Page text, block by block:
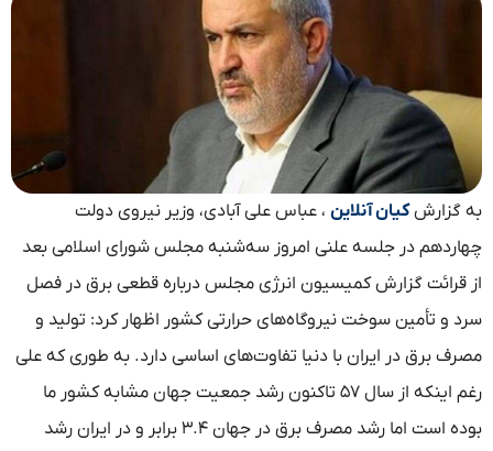
به گزارشکیان آنلاین ، عباس علی آبادی، وزیر نیروی دولت
چهاردهم در جلسه علنی امروز سه‌شنبه مجلس شورای اسلامی بعد
از قرائت گزارش کمیسیون انرژی مجلس درباره قطعی برق در فصل
سرد و تأمین سوخت نیروگاه‌های حرارتی کشور اظهار کرد: تولید و
مصرف برق در ایران با دنیا تفاوت‌های اساسی دارد. به طوری که علی
رغم اینکه از سال ۵۷ تاکنون رشد جمعیت جهان مشابه کشور ما
بوده است اما رشد مصرف برق در جهان ۳.۴ برابر و در ایران رشد